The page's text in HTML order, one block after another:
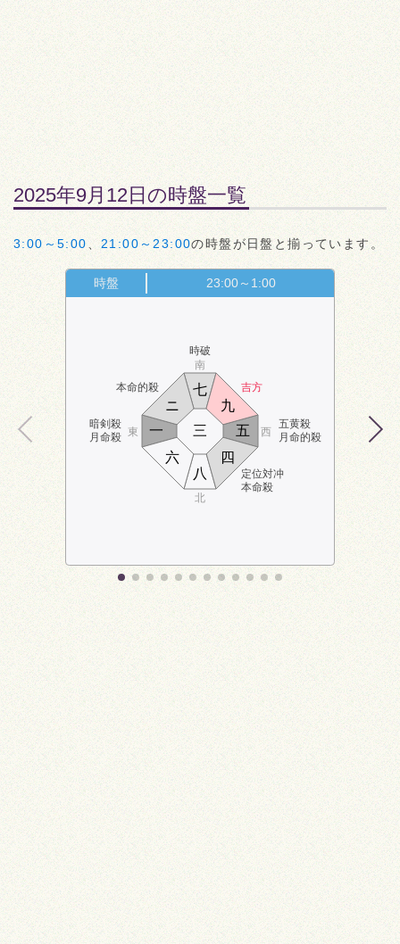
2025年9月12日の時盤一覧
3:00～5:00 、21:00～23:00の時盤が日盤と揃っています。
時盤 23:00～1:00
本命的殺
時破
吉方
暗剣殺
月命殺
五黄殺
月命的殺
定位対冲
本命殺
南
北
東 西
八
九
一
ニ
三
四
五
六
七